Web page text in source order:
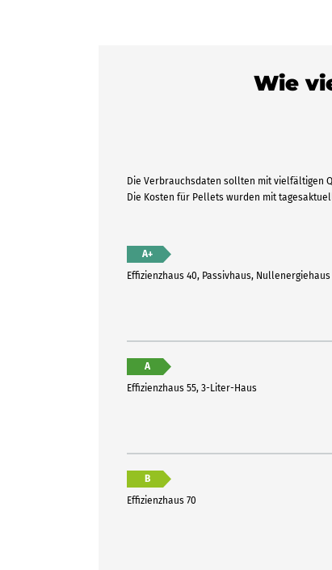
Wie
Die Verbrauchsdaten sollten mit vielfältigen
Die Kosten für Pellets wurden mit
A+
Effizienzhaus 40, Passivhaus, Nullenergiehaus
A
Effizienzhaus 55, 3-Liter-Haus
B
Effizienzhaus 70